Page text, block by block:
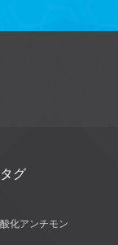
グ
化アンチモン